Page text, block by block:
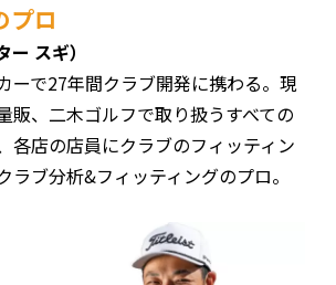
プロ
スギ）
ーで27年間クラブ開発に携わる。現
販、二木ゴルフで取り扱うすべての
各店の店員にクラブのフィッティン
ラブ分析&フィッティングのプロ。